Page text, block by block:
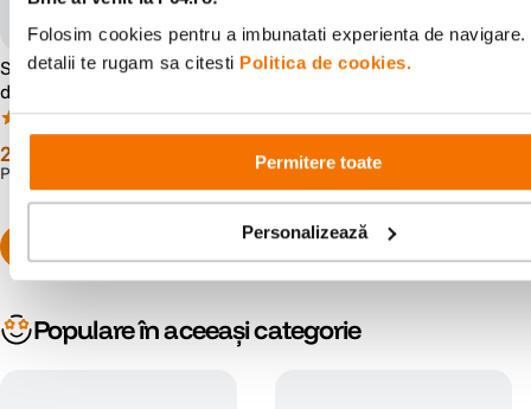
Folosim cookies pentru a imbunatati experienta de navigare.
detalii te rugam sa citesti Politica de cookies.
Permitere toate
Personalizează
SanDisk Extreme PRO Card
de Memorie SD 128GB
SDXC UHS-I Class 10 U3 V30
+ 2 Ani RescuePRO Deluxe
(87)
279
PRP:
DJI Acumulator Inteligent
(0)
399 lei
Populare în aceeași categorie